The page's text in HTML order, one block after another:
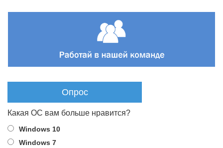
Опрос
Какая ОС вам больше нравится?
Windows 10
Windows 7